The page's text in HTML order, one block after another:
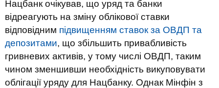
Нацбанк очікував, що уряд та банки
відреагують на зміну облікової ставки
відповідним підвищенням ставок за ОВДП та
депозитами, що збільшить привабливість
гривневих активів, у тому числі ОВДП, таким
чином зменшивши необхідність викуповувати
облігації уряду для Нацбанку. Однак Мінфін з